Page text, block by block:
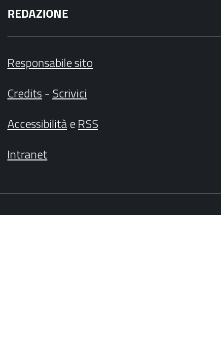
REDAZIONE
Responsabile sito
Credits- Scrivici
AccessibilitàeRSS
Intranet